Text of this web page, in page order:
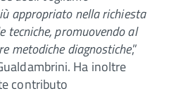
appropriato nella richiesta
tecniche, promuovendo al
metodiche diagnostiche,”
Ha inoltre
contributo